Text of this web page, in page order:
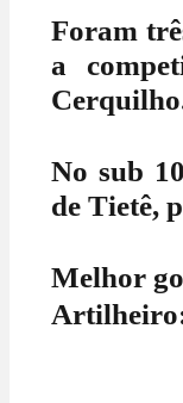
Foram
a
No sub
de Tietê,
Melhor